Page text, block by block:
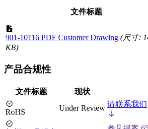
文件标题
901-10116 PDF Customer Drawing (尺寸:
KB)
产品合规性
文件标题 现状
RoHS Under Review 请联系我们